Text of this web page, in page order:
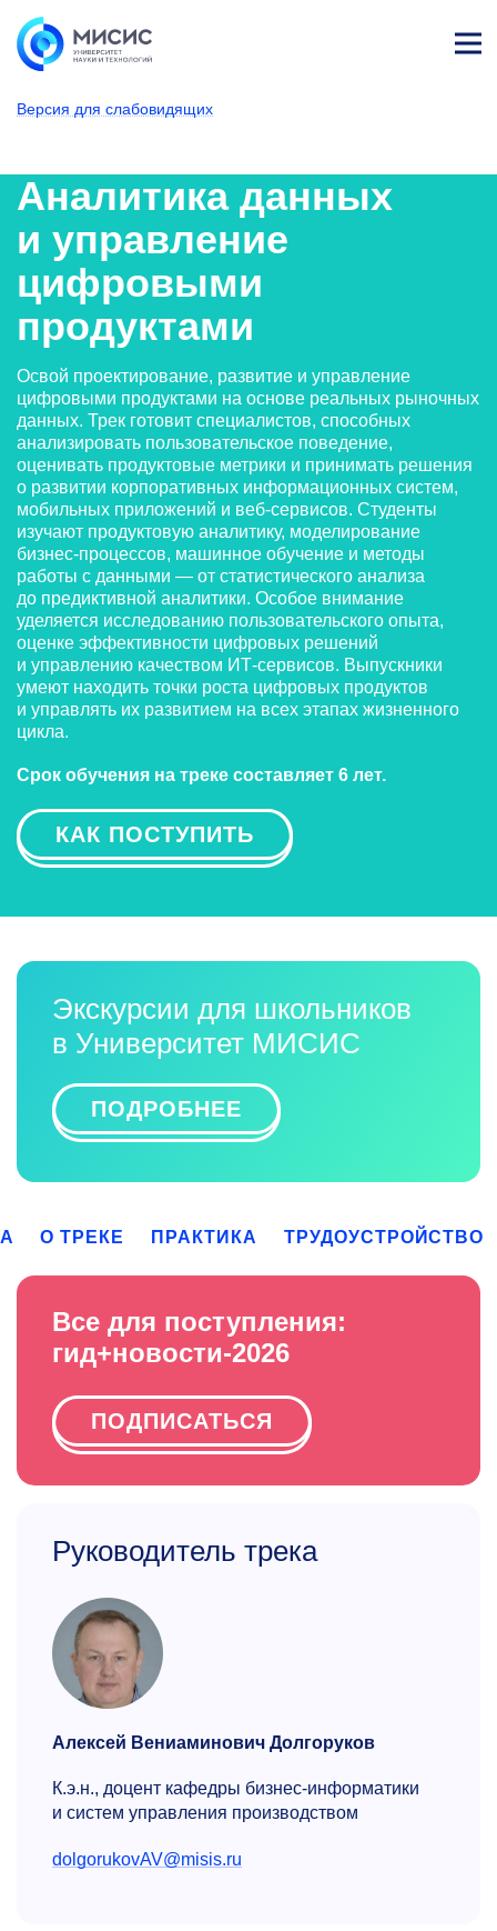
Версия для слабовидящих
т
Аналитика данных
и управление
цифровыми
продуктами
Освой проектирование, развитие и управление
цифровыми продуктами на основе реальных рыночных
данных. Трек готовит специалистов, способных
анализировать пользовательское поведение,
оценивать продуктовые метрики и принимать решения
о развитии корпоративных информационных систем,
мобильных приложений и веб-сервисов. Студенты
изучают продуктовую аналитику, моделирование
бизнес-процессов, машинное обучение и методы
работы с данными — от статистического анализа
до предиктивной аналитики. Особое внимание
уделяется исследованию пользовательского опыта,
оценке эффективности цифровых решений
и управлению качеством ИТ-сервисов. Выпускники
умеют находить точки роста цифровых продуктов
и управлять их развитием на всех этапах жизненного
цикла.
Срок обучения на треке составляет 6 лет.
КАК ПОСТУПИТЬ
Экскурсии для школьников
в Университет МИСИС
ПОДРОБНЕЕ
О ТРЕКЕ ПРАКТИКА ТРУДОУСТРОЙСТВО
Все для поступления:
гид+новости-2026
ПОДПИСАТЬСЯ
Руководитель трека
Алексей Вениаминович Долгоруков
К.э.н., доцент кафедры бизнес-информатики
и систем управления производством
dolgorukovAV@misis.ru